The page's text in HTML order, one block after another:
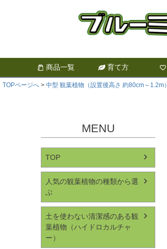
商品一覧 育て方
TOPページへ 中型 観葉植物（設置後高さ 約80cm～1.2m）
MENU
TOP
人気の観葉植物の種類から選
ぶ
土を使わない清潔感のある観
葉植物（ハイドロカルチャ
ー）